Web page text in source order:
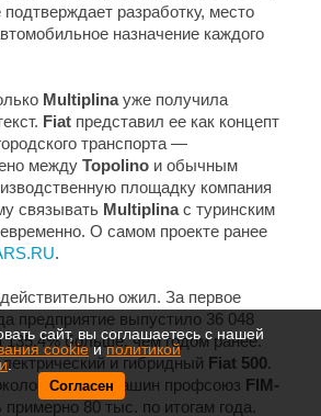
подтверждает разработку, место
назначение каждого
Multiplinaуже получила
Fiat представил ее как концепт
транспорта —
между Topolino и обычным
площадку компания
связывать Multiplinaс туринским
О самом проекте ранее
.
ожил. За первое
предприятие выпустило 36 048
больше, чем годом ранее.
и гибридный Fiat 500.
100 тыс. машин профсоюз FIM-
80 тыс. по итогам года.
сайт, вы соглашаетесь с нашей
cookieиполитикой
.
Согласен